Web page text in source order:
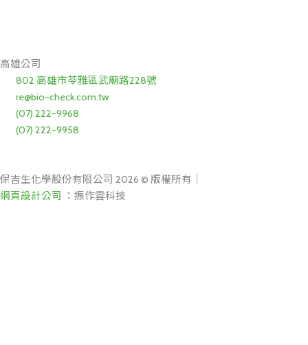
高雄公司
802 高雄市苓雅區武廟路228號
re@bio-check.com.tw
(07) 222-9968
(07) 222-9958
保吉生化學股份有限公司 2026 © 版權所有｜
網頁設計公司
：振作雲科技